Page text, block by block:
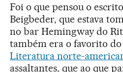
Foi o que pensou o
Beigbeder, que estava
no bar Hemingway do
também era o favorito do
Literatura norte-
assaltantes, que ao que